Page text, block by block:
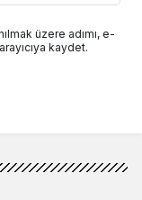
üzere adımı, e-
kaydet.